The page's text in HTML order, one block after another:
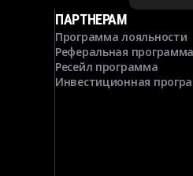
ПАРТНЕРАМ
Программа лояльности
Реферальная программа
Ресейл программа
Инвестиционная